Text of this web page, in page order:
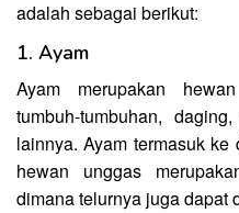
adalah sebagai berikut:
1. Ayam
Ayam merupakan
tumbuh-tumbuhan,
lainnya. Ayam termasuk
hewan unggas
dimana telurnya juga dapat